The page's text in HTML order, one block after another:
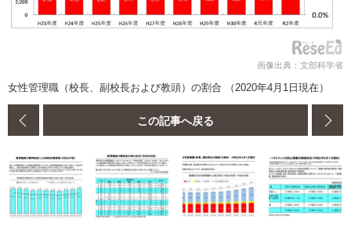
画像出典：文部科学省
女性管理職（校長、副校長および教頭）の割合 （2020年4月1日現在）
この記事へ戻る